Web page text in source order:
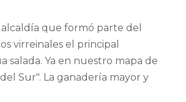
que formó parte del
virreinales el principal
Ya en nuestro mapa de
Sur". La ganadería mayor y